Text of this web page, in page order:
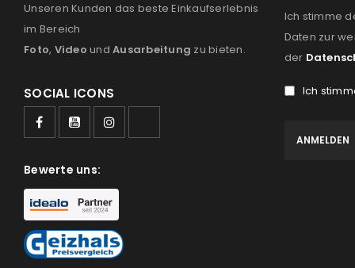
Unseren Kunden das beste Einkaufserlebnis
im Bereich
Foto, Video und Ausarbeitung zu bieten.
SOCIAL ICONS
Bewerte uns:
Ich stimme
Daten zur
der
Ich